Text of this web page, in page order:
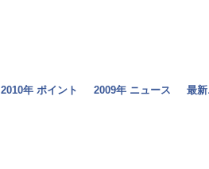
2010年 ポイント 2009年 ニュース 最